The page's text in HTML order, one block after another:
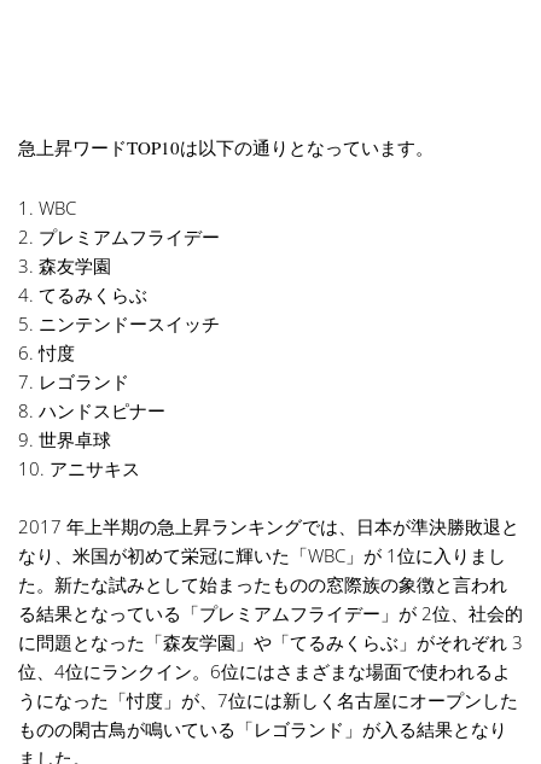
急上昇ワードTOP10は以下の通りとなっています。
1. WBC
2. プレミアムフライデー
3. 森友学園
4. てるみくらぶ
5. ニンテンドースイッチ
6. 忖度
7. レゴランド
8. ハンドスピナー
9. 世界卓球
10. アニサキス
2017 年上半期の急上昇ランキングでは、日本が準決勝敗退と
なり、米国が初めて栄冠に輝いた「WBC」が 1位に入りまし
た。新たな試みとして始まったものの窓際族の象徴と言われ
る結果となっている「プレミアムフライデー」が 2位、社会的
に問題となった「森友学園」や「てるみくらぶ」がそれぞれ 3
位、4位にランクイン。6位にはさまざまな場面で使われるよ
うになった「忖度」が、7位には新しく名古屋にオープンした
ものの閑古鳥が鳴いている「レゴランド」が入る結果となり
ました。